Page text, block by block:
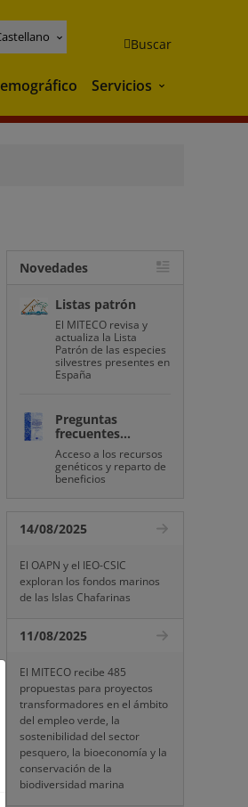
Buscar
Servicios Servicios
Novedades
Listas patrón
El MITECO revisa y
actualiza la Lista
Patrón de las especies
silvestres presentes en
España
Preguntas
frecuentes...
Acceso a los recursos
genéticos y reparto de
beneficios
14/08/2025
El OAPN y el IEO-CSIC
exploran los fondos marinos
de las Islas Chafarinas
11/08/2025
El MITECO recibe 485
propuestas para proyectos
transformadores en el ámbito
del empleo verde, la
sostenibilidad del sector
pesquero, la bioeconomía y la
conservación de la
biodiversidad marina